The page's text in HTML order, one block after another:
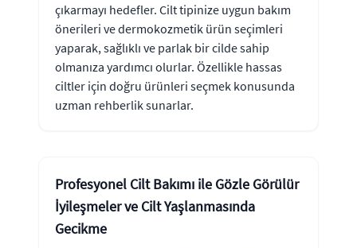
çıkarmayı hedefler. Cilt tipinize uygun bakım
önerileri ve dermokozmetik ürün seçimleri
yaparak, sağlıklı ve parlak bir cilde sahip
olmanıza yardımcı olurlar. Özellikle hassas
ciltler için doğru ürünleri seçmek konusunda
uzman rehberlik sunarlar.
Profesyonel Cilt Bakımı ile Gözle Görülür
İyileşmeler ve Cilt Yaşlanmasında
Gecikme